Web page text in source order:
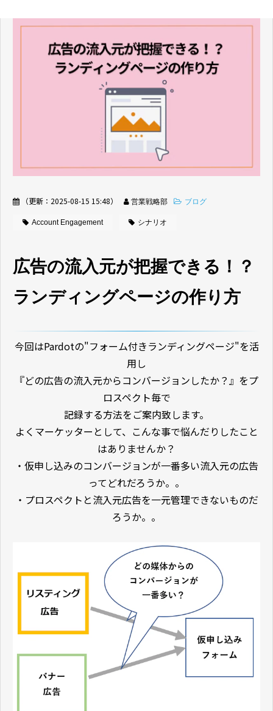
（更新： 2025-08-15 15:48） 営業戦略部 ブログ
Account Engagement シナリオ
広告の流入元が把握できる！？
ランディングページの作り方
今回はPardotの"フォーム付きランディングページ"を活
用し
『どの広告の流入元からコンバージョンしたか？』をプ
ロスペクト毎で
記録する方法をご案内致します。
よくマーケッターとして、こんな事で悩んだりしたこと
はありませんか？
・仮申し込みのコンバージョンが一番多い流入元の広告
ってどれだろうか。。
・プロスペクトと流入元広告を一元管理できないものだ
ろうか。。